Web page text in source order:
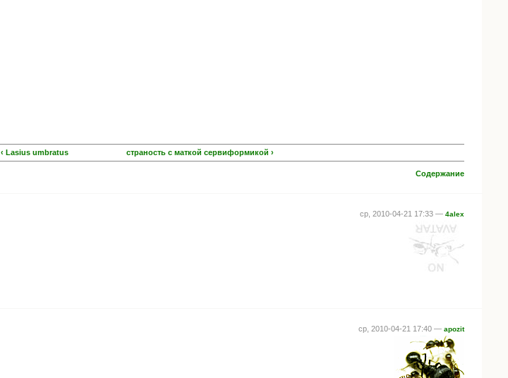
‹ Lasius umbratus страность с маткой сервиформикой ›
Содержание
ср, 2010-04-21 17:33 — 4alex
ср, 2010-04-21 17:40 — apozit